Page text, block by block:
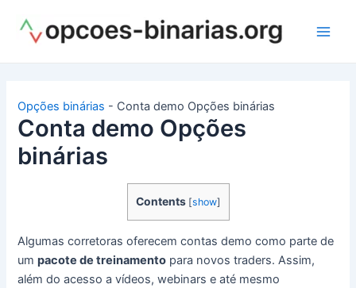
para
Opções binárias - Conta demo Opções binárias
Conta demo Opções
binárias
Contents [show]
Algumas corretoras oferecem contas demo como parte de
umpacote de treinamento para novos traders. Assim,
além do acesso a vídeos, webinars e até mesmo